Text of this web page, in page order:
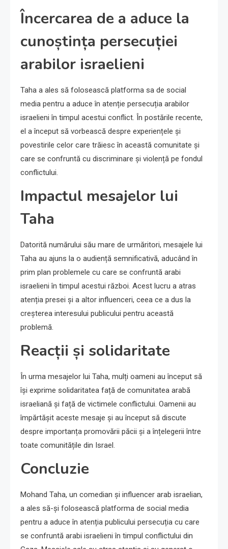
Încercarea de a aduce la
cunoștința persecuției
arabilor israelieni
Taha a ales să folosească platforma sa de social
media pentru a aduce în atenție persecuția arabilor
israelieni în timpul acestui conflict. În postările recente,
el a început să vorbească despre experiențele și
povestirile celor care trăiesc în această comunitate și
care se confruntă cu discriminare și violență pe fondul
conflictului.
Impactul mesajelor lui
Taha
Datorită numărului său mare de urmăritori, mesajele lui
Taha au ajuns la o audiență semnificativă, aducând în
prim plan problemele cu care se confruntă arabi
israelieni în timpul acestui război. Acest lucru a atras
atenția presei și a altor influenceri, ceea ce a dus la
creșterea interesului publicului pentru această
problemă.
Reacții și solidaritate
În urma mesajelor lui Taha, mulți oameni au început să
își exprime solidaritatea față de comunitatea arabă
israeliană și față de victimele conflictului. Oamenii au
împărtășit aceste mesaje și au început să discute
despre importanța promovării păcii și a înțelegerii între
toate comunitățile din Israel.
Concluzie
Mohand Taha, un comedian și influencer arab israelian,
a ales să-și folosească platforma de social media
pentru a aduce în atenția publicului persecuția cu care
se confruntă arabi israelieni în timpul conflictului din